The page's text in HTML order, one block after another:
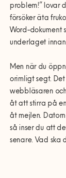
Vanliga
Var finns vi?
Fakta om
Våra
Våra Fixare
Bolag med
0770-
problem!” lovar
försöker äta
Word-dokument
underlaget
Men när du
orimligt segt.
webbläsaren
åt att stirra på
åt mejlen.
så inser du att
senare. Vad ska